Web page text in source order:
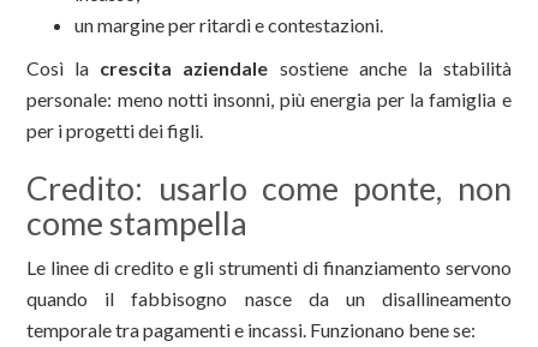
un margine per ritardi e contestazioni.
Così la crescita aziendale sostiene anche la stabilità
personale: meno notti insonni, più energia per la famiglia e
per i progetti dei figli.
Credito: usarlo come ponte, non
come stampella
Le linee di credito e gli strumenti di finanziamento servono
quando il fabbisogno nasce da un disallineamento
temporale tra pagamenti e incassi. Funzionano bene se: